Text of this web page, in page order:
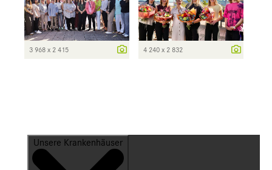
3 968 x 2 415 4 240 x 2 832
Unsere Krankenhäuser